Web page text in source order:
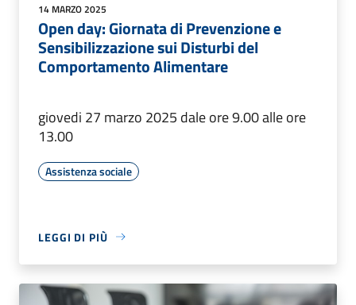
14 MARZO 2025
Open day: Giornata di Prevenzione e
Sensibilizzazione sui Disturbi del
Comportamento Alimentare
giovedi 27 marzo 2025 dale ore 9.00 alle ore
13.00
Assistenza sociale
LEGGI DI PIÙ